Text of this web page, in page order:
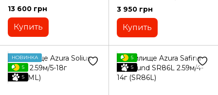
TZ 2,99m 4-26g
13 600 грн
Купить
(KN76UL-S)
3 950 грн
Купить
НОВИНКА
5
5
5
5